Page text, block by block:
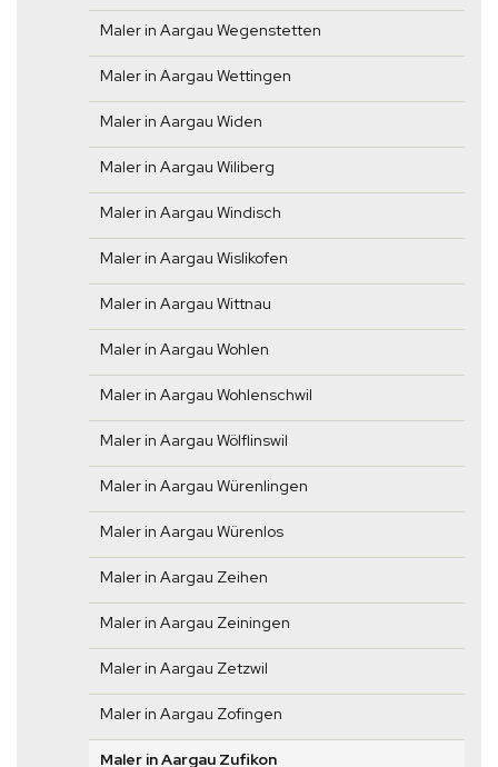
Maler in Aargau Wegenstetten
Maler in Aargau Wettingen
Maler in Aargau Widen
Maler in Aargau Wiliberg
Maler in Aargau Windisch
Maler in Aargau Wislikofen
Maler in Aargau Wittnau
Maler in Aargau Wohlen
Maler in Aargau Wohlenschwil
Maler in Aargau Wölflinswil
Maler in Aargau Würenlingen
Maler in Aargau Würenlos
Maler in Aargau Zeihen
Maler in Aargau Zeiningen
Maler in Aargau Zetzwil
Maler in Aargau Zofingen
Maler in Aargau Zufikon